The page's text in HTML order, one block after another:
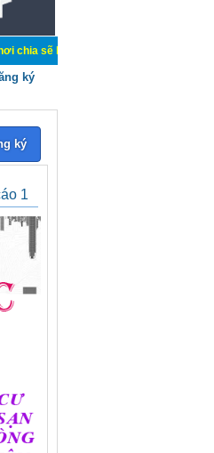
thức kinh nghiệm trong lãnh vực
ký
ký
1